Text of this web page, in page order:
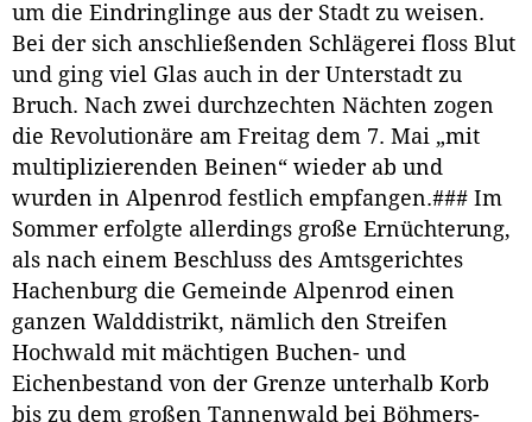
um die Eindringlinge aus der Stadt zu weisen.
Bei der sich anschließenden Schlägerei floss Blut
und ging viel Glas auch in der Unterstadt zu
Bruch. Nach zwei durchzechten Nächten zogen
die Revolutionäre am Freitag dem 7. Mai „mit
multiplizierenden Beinen“ wieder ab und
wurden in Alpenrod festlich empfangen.### Im
Sommer erfolgte allerdings große Ernüchterung,
als nach einem Beschluss des Amtsgerichtes
Hachenburg die Gemeinde Alpenrod einen
ganzen Walddistrikt, nämlich den Streifen
Hochwald mit mächtigen Buchen- und
Eichenbestand von der Grenze unterhalb Korb
bis zu dem großen Tannenwald bei Böhmers-